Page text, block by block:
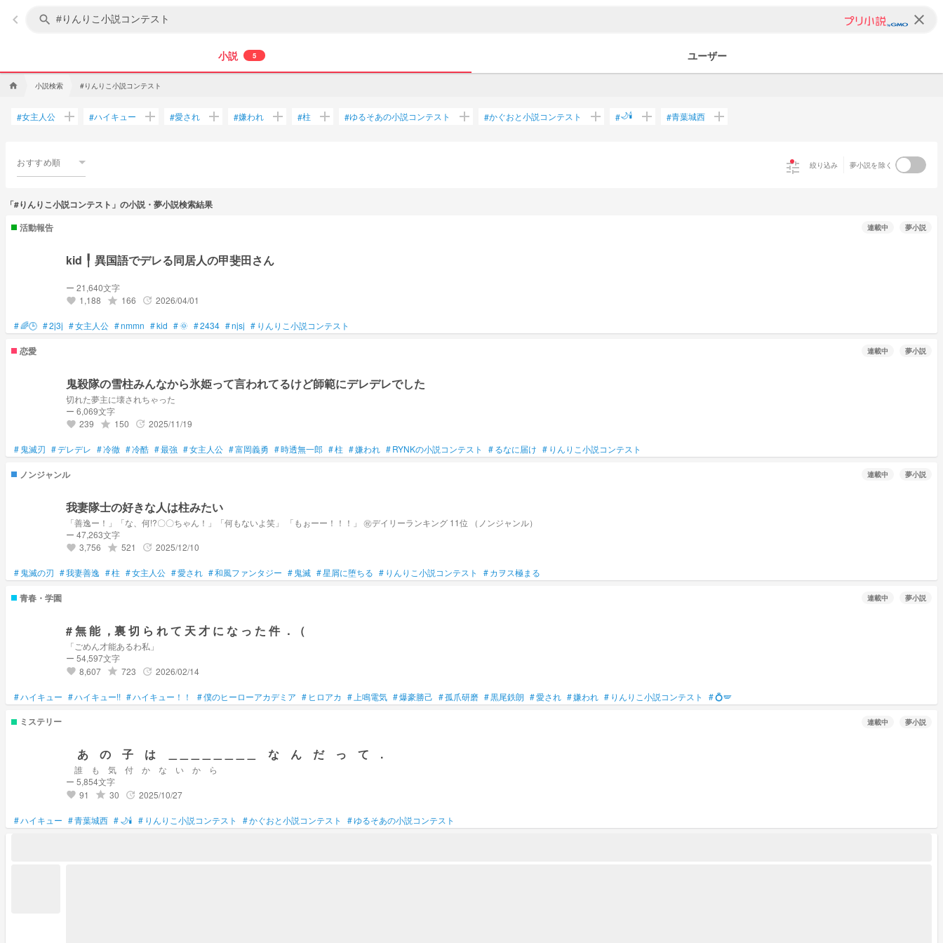
keyboard_arrow_left search clear
小説 5 ユーザー
home 小説検索 #りんりこ小説コンテスト
#女主人公 add #ハイキュー add #愛され add #嫌われ add #柱 add #ゆるそあの小説コンテスト add #かぐおと小説コンテスト add #🌙🕯️ add #青葉城西 add
おすすめ順 tune 絞り込み 夢小説を除く
「#りんりこ小説コンテスト」の小説・夢小説検索結果
活動報告
連載中 夢小説
kid ╿ 異国語でデレる同居人の甲斐田さん
ー 21,640文字
favorite 1,188 grade 166 update 2026/04/01
#🌈🕒 #2j3j #女主人公 #nmmn #kid #🌞 #2434 #njsj # りんりこ小説コンテスト
恋愛 連載中 夢小説
鬼殺隊の雪柱みんなから氷姫って言われてるけど師範にデレデレでした
切れた夢主に壊されちゃった
ー 6,069文字
favorite 239 grade 150 update 2025/11/19
# 鬼滅刃 #デレデレ #冷徹 #冷酷 #最強 #女主人公 #富岡義勇 #時透無一郎 #柱 #嫌われ #RYNKの小説コンテスト #るなに届け # りんりこ小説コンテスト
ノンジャンル 連載中 夢小説
我妻隊士の好きな人は柱みたい
「善逸ー！」「な、何!?〇〇ちゃん！」「何もないよ笑」 「もぉーー！！！」 ㊗️デイリーランキング 11位 （ノンジャンル）
ー 47,263文字
favorite 3,756 grade 521 update 2025/12/10
# 鬼滅の刃 #我妻善逸 #柱 #女主人公 #愛され #和風ファンタジー # 鬼滅 #星屑に堕ちる # りんりこ小説コンテスト #カヲス極まる
青春・学園 連載中 夢小説
# 無 能 ，裏 切 ら れ て 天 才 に な っ た 件 ．（
「ごめん才能あるわ私」
ー 54,597文字
favorite 8,607 grade 723 update 2026/02/14
#ハイキュー #ハイキュー!! #ハイキュー！！ #僕のヒーローアカデミア # ヒロアカ # 上鳴電気 #爆豪勝己 #孤爪研磨 #黒尾鉄朗 #愛され #嫌われ # りんりこ小説コンテスト #💍🪽
ミステリー 連載中 夢小説
あ の 子 は ＿＿＿＿＿＿＿＿ な ん だ っ て .
誰 も 気 付 か な い か ら
ー 5,854文字
favorite 91 grade 30 update 2025/10/27
#ハイキュー #青葉城西 #🌙🕯️ # りんりこ小説コンテスト #かぐおと小説コンテスト #ゆるそあの小説コンテスト